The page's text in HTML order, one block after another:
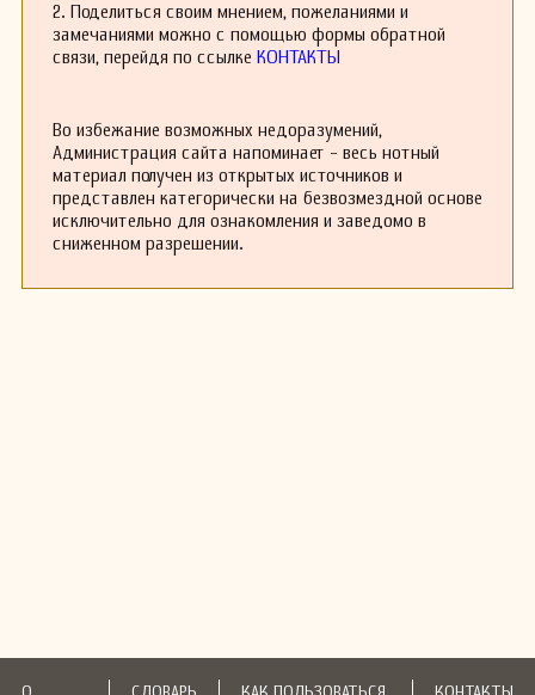
2. Поделиться своим мнением, пожеланиями и
замечаниями можно с помощью формы обратной
связи, перейдя по ссылке КОНТАКТЫ
Во избежание возможных недоразумений,
Администрация сайта напоминает - весь нотный
материал получен из открытых источников и
представлен категорически на безвозмездной основе
исключительно для ознакомления и заведомо в
сниженном разрешении.